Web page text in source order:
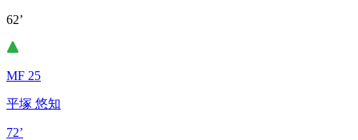
62’
MF 25
平塚 悠知
72’